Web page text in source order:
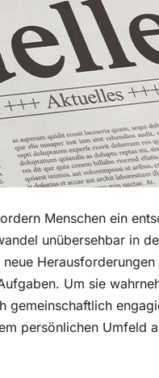
Menschen ein
unübersehbar in
Um sie
gemeinschaftlich
persönlichen Umfeld